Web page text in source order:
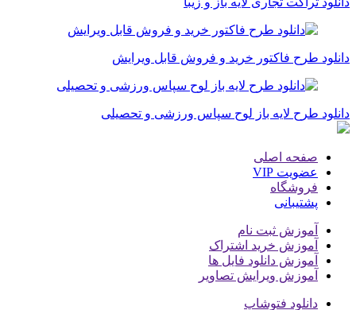
دانلود طرح فاکتور خرید و فروش قابل ویرایش
دانلود طرح لایه باز لوح سپاس ورزشی و تحصیلی
صفحه اصلی
عضویت VIP
فروشگاه
پشتیبانی
آموزش ثبت نام
آموزش خرید اشتراک
آموزش دانلود فایل ها
آموزش ویرایش تصاویر
دانلود فتوشاپ